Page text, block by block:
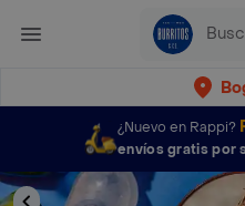
¿Nuevo en Rappi?
envíos gratis por